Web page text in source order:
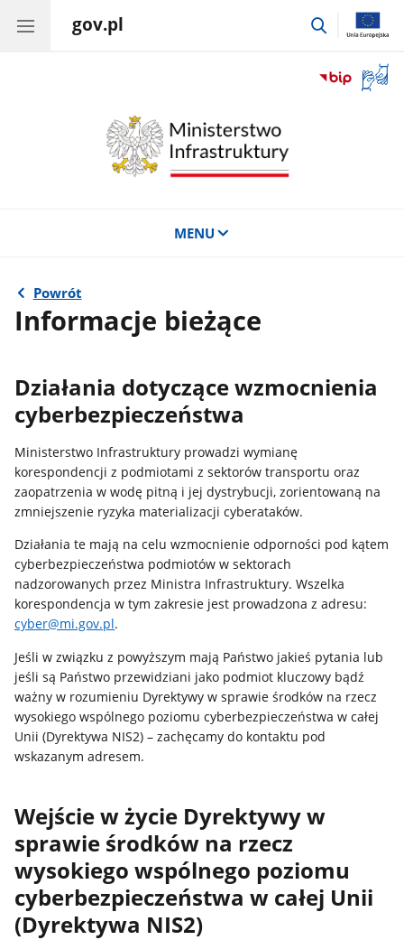
gov.pl
przejdź
okno
MENU
Powrót
Informacje bieżące
Działania dotyczące wzmocnienia
cyberbezpieczeństwa
Ministerstwo Infrastruktury prowadzi wymianę
korespondencji z podmiotami z sektorów transportu oraz
zaopatrzenia w wodę pitną i jej dystrybucji, zorientowaną na
zmniejszenie ryzyka materializacji cyberataków.
Działania te mają na celu wzmocnienie odporności pod kątem
cyberbezpieczeństwa podmiotów w sektorach
nadzorowanych przez Ministra Infrastruktury. Wszelka
korespondencja w tym zakresie jest prowadzona z adresu:
cyber@mi.gov.pl.
Jeśli w związku z powyższym mają Państwo jakieś pytania lub
jeśli są Państwo przewidziani jako podmiot kluczowy bądź
ważny w rozumieniu Dyrektywy w sprawie środków na rzecz
wysokiego wspólnego poziomu cyberbezpieczeństwa w całej
Unii (Dyrektywa NIS2) – zachęcamy do kontaktu pod
wskazanym adresem.
Wejście w życie Dyrektywy w
sprawie środków na rzecz
wysokiego wspólnego poziomu
cyberbezpieczeństwa w całej Unii
(Dyrektywa NIS2)